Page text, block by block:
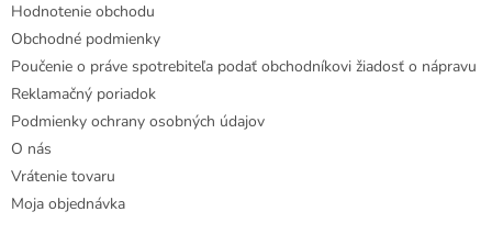
Hodnotenie obchodu
Obchodné podmienky
Poučenie o práve spotrebiteľa podať obchodníkovi žiadosť o nápravu
Reklamačný poriadok
Podmienky ochrany osobných údajov
O nás
Vrátenie tovaru
Moja objednávka